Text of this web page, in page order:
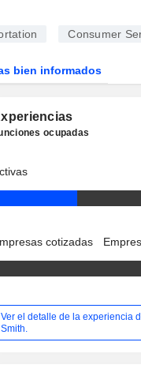
Consumer
bien informados
ocupadas
cotizadas
Ver el detalle de la experiencia
Smith.